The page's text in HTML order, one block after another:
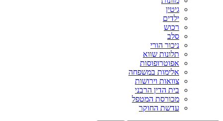
גיטין
ילדים
רכוש
סלב
ניכור הורי
תלונות שווא
אפוטרופוסות
אלימות במשפחה
צוואות וירושות
בית הדין הרבני
מכורסת המטפל
עדשת החוקר